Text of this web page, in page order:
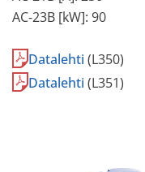
AC-23B [kW]: 90
Datalehti (L350)
Datalehti (L351)